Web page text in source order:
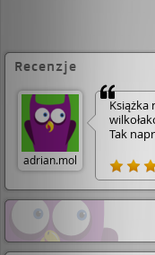
Recenzje
adrian.mol
Książka
Tak